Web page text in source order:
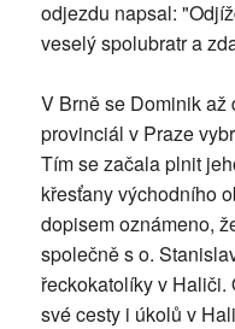
odjezdu napsal:
veselý spolubratr a
V Brně se Dominik až
provinciál v Praze
Tím se začala plnit
křesťany východního
dopisem oznámeno,
společně s o.
řeckokatolíky v
své cesty i úkolů v